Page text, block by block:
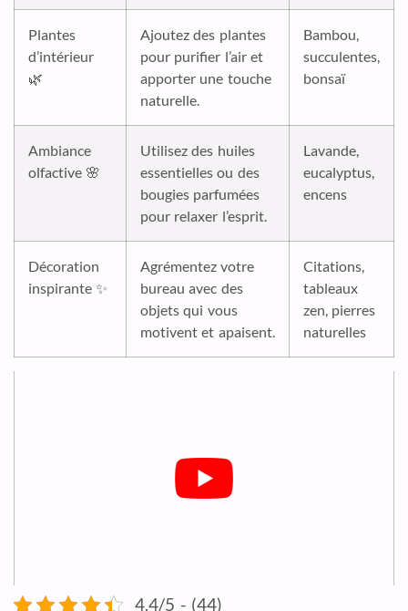
Plantes
d’intérieur
🌿
Ajoutez des plantes
pour purifier l’air et
apporter une touche
naturelle.
Bambou,
succulentes,
bonsaï
Ambiance
olfactive 🌸
Utilisez des huiles
essentielles ou des
bougies parfumées
pour relaxer l’esprit.
Lavande,
eucalyptus,
encens
Décoration
inspirante ✨
Agrémentez votre
bureau avec des
objets qui vous
motivent et apaisent.
Citations,
tableaux
zen, pierres
naturelles
4.4/5 - (44)